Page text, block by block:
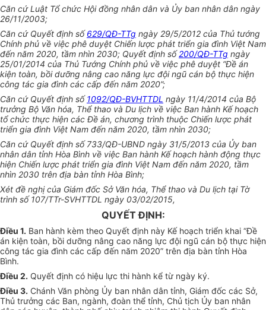
Căn cứ Luật Tổ chức Hội đồng nhân dân và Ủy ban nhân dân ngày
26/11/2003;
Căn cứ Quyết định số629/QĐ-TTg ngày 29/5/2012 của Thủ tướng
Chính phủ về việc phê duyệt Chiến lược phát triển gia đình Việt Nam
đến năm 2020, tầm nhìn 2030; Quyết định số200/QĐ-TTg ngày
25/01/2014 của Thủ Tướng Chính phủ về việc phê duyệt “Đề án
kiện toàn, bồi dưỡng nâng cao năng lực đội ngũ cán bộ thực hiện
công tác gia đình các cấp đến năm 2020”;
Căn cứ Quyết định số1092/QĐ-BVHTTDL ngày 11/4/2014 của Bộ
trưởng Bộ Văn hóa, Thể thao và Du lịch về việc Ban hành Kế hoạch
tổ chức thực hiện các Đề án, chương trình thuộc Chiến lược phát
triển gia đình Việt Nam đến năm 2020, tầm nhìn 2030;
Căn cứ Quyết định số 733/QĐ-UBND ngày 31/5/2013 của Ủy ban
nhân dân tỉnh Hòa Bình về việc Ban hành Kế hoạch hành động thực
hiện Chiến lược phát triển gia đình Việt Nam đến năm 2020, tầm
nhìn 2030 trên địa bàn tỉnh Hòa Bình;
Xét đề nghị của Giám đốc Sở Văn hóa, Thể thao và Du lịch tại Tờ
trình số 107/TTr-SVHTTDL ngày 03/02/2015,
QUYẾT ĐỊNH:
Điều 1. Ban hành kèm theo Quyết định này Kế hoạch triển khai “Đề
án kiện toàn, bồi dưỡng nâng cao năng lực đội ngũ cán bộ thực hiện
công tác gia đình các cấp đến năm 2020” trên địa bàn tỉnh Hòa
Bình.
Điều 2. Quyết định có hiệu lực thi hành kể từ ngày ký.
Điều 3. Chánh Văn phòng Ủy ban nhân dân tỉnh, Giám đốc các Sở,
Thủ trưởng các Ban, ngành, đoàn thể tỉnh, Chủ tịch Ủy ban nhân